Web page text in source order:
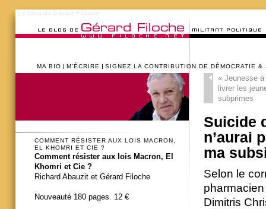
MA BIO M’ÉCRIRE SIGNEZ LA CONTRIBUTION DE DÉMOCRATIE &
«Jeunesse à
livrer les
subprimes
Suicide
n’aurai
ma
Selon le
Dimitris
COMMENT RÉSISTER AUX LOIS MACRON,
EL KHOMRI ET CIE ?
Comment résister aux lois Macron, El
Khomri et Cie ?
Richard Abauzit et Gérard Filoche
Nouveauté 180 pages. 12 €